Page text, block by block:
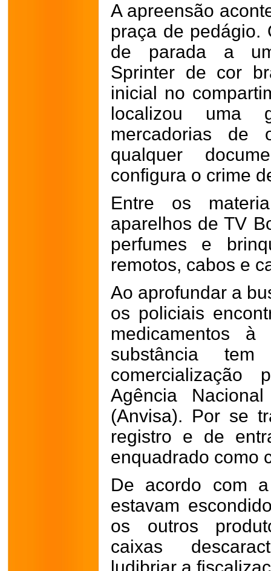
A apreensão
praça de pedágio.
de parada a
Sprinter de cor
inicial no
localizou uma
mercadorias de
qualquer
configura o crime
Entre os
aparelhos de TV
perfumes e
remotos, cabos e
Ao aprofundar a
os policiais
medicamentos
substância
Agência
(Anvisa). Por se
registro e de
enquadrado como
De acordo com
estavam
os outros
caixas